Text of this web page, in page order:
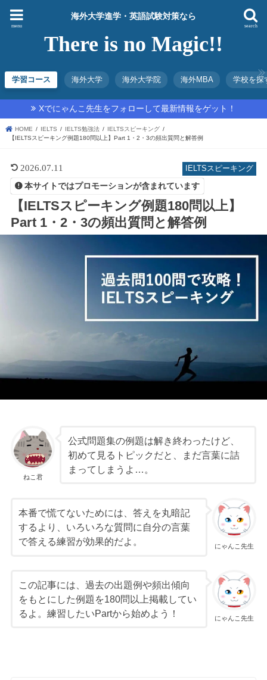
海外大学進学・英語試験対策なら
There is no Magic!!
search
menu
学習コース 海外大学 海外大学院 海外MBA 学校を探
Xでにゃんこ先生をフォローして最新情報をゲット！
HOME IELTS IELTS勉強法
IELTSスピーキング
【IELTSスピーキング例題180問以上】Part 1・2・3の頻出質問と解答例
IELTSスピーキング
2026.07.11
本サイトではプロモーションが含まれています
【IELTSスピーキング例題180問以上】
Part 1・2・3の頻出質問と解答例
ねこ君
公式問題集の例題は解き終わったけど、
初めて見るトピックだと、まだ言葉に詰
まってしまうよ…。
にゃんこ先生
本番で慌てないためには、答えを丸暗記
するより、いろいろな質問に自分の言葉
で答える練習が効果的だよ。
にゃんこ先生
この記事には、過去の出題例や頻出傾向
をもとにした例題を180問以上掲載してい
るよ。練習したいPartから始めよう！